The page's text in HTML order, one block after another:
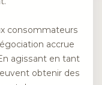
consommateurs
accrue
agissant en tant
obtenir des